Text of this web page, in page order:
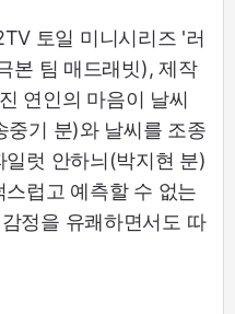
토일 미니시리즈 '러
본 팀 매드래빗), 제작
연인의 마음이 날씨
중기 분)와 날씨를 조종
럿 안하늬(박지현 분)
럽고 예측할 수 없는
정을 유쾌하면서도 따